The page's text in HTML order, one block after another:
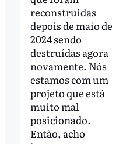
reconstruídas
depois de maio de
2024 sendo
destruídas agora
novamente. Nós
estamos com um
projeto que está
muito mal
posicionado.
Então, acho